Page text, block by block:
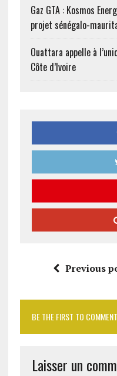
Gaz GTA : Kosmos
projet sénégalo-
Ouattara appelle à
Côte d’Ivoire
Previous
BE THE FIRST TO COMMENT
Laisser un